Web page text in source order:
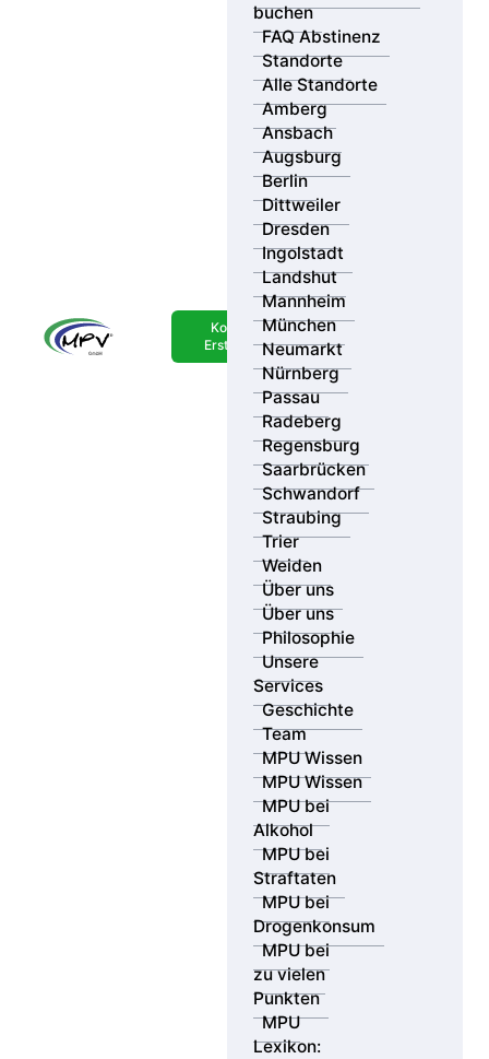
Kostenlose
Erstberatung
buchen
FAQ Abstinenz
Standorte
Alle Standorte
Amberg
Ansbach
Augsburg
Berlin
Dittweiler
Dresden
Ingolstadt
Landshut
Mannheim
München
Neumarkt
Nürnberg
Passau
Radeberg
Regensburg
Saarbrücken
Schwandorf
Straubing
Trier
Weiden
Über uns
Über uns
Philosophie
Unsere
Services
Geschichte
Team
MPU Wissen
MPU Wissen
MPU bei
Alkohol
MPU bei
Straftaten
MPU bei
Drogenkonsum
MPU bei
zu vielen
Punkten
MPU
Lexikon: